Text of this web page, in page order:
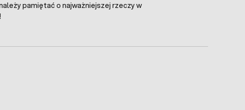
pamiętać o najważniejszej rzeczy w